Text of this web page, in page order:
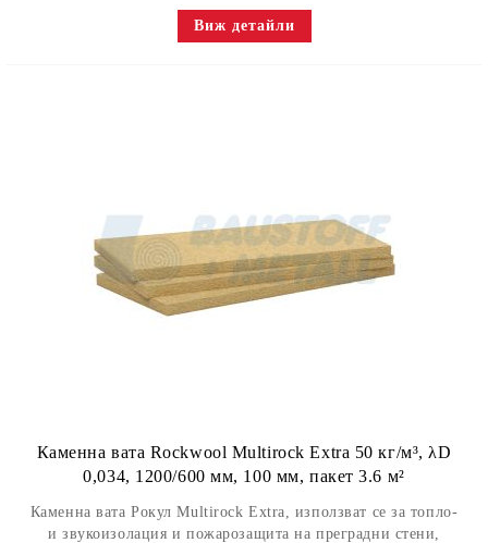
Виж детайли
Каменна вата Rockwool Multirock Extra 50 кг/м³, λD
0,034, 1200/600 мм, 100 мм, пакет 3.6 м²
Каменна вата Рокул Multirock Extra, използват се за топло-
и звукоизолация и пожарозащита на преградни стени,